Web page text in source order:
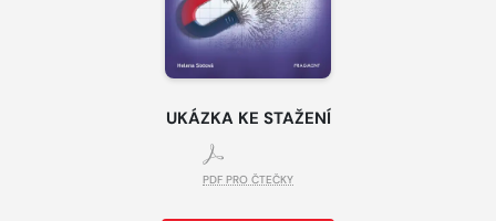
UKÁZKA KE STAŽENÍ
PDF PRO ČTEČKY